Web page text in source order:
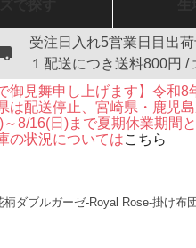
受注日入れ5営業日目出荷
１配送につき送料800円
御見舞申し上げます】令和
は配送停止、宮崎県・鹿児
～8/16(日)まで夏期休業期間
の状況についてはこちら
柄ダブルガーゼ-Royal Rose-掛け布